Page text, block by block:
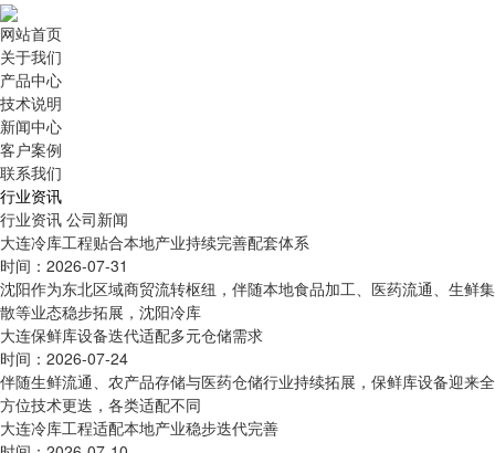
网站首页
关于我们
产品中心
技术说明
新闻中心
客户案例
联系我们
行业资讯
行业资讯 公司新闻
大连冷库工程贴合本地产业持续完善配套体系
时间：2026-07-31
沈阳作为东北区域商贸流转枢纽，伴随本地食品加工、医药流通、生鲜集
散等业态稳步拓展，沈阳冷库
大连保鲜库设备迭代适配多元仓储需求
时间：2026-07-24
伴随生鲜流通、农产品存储与医药仓储行业持续拓展，保鲜库设备迎来全
方位技术更迭，各类适配不同
大连冷库工程适配本地产业稳步迭代完善